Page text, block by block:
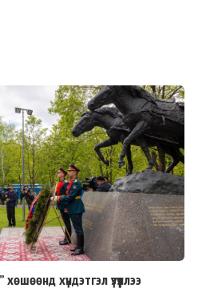
хүндэтгэл үзүүллээ